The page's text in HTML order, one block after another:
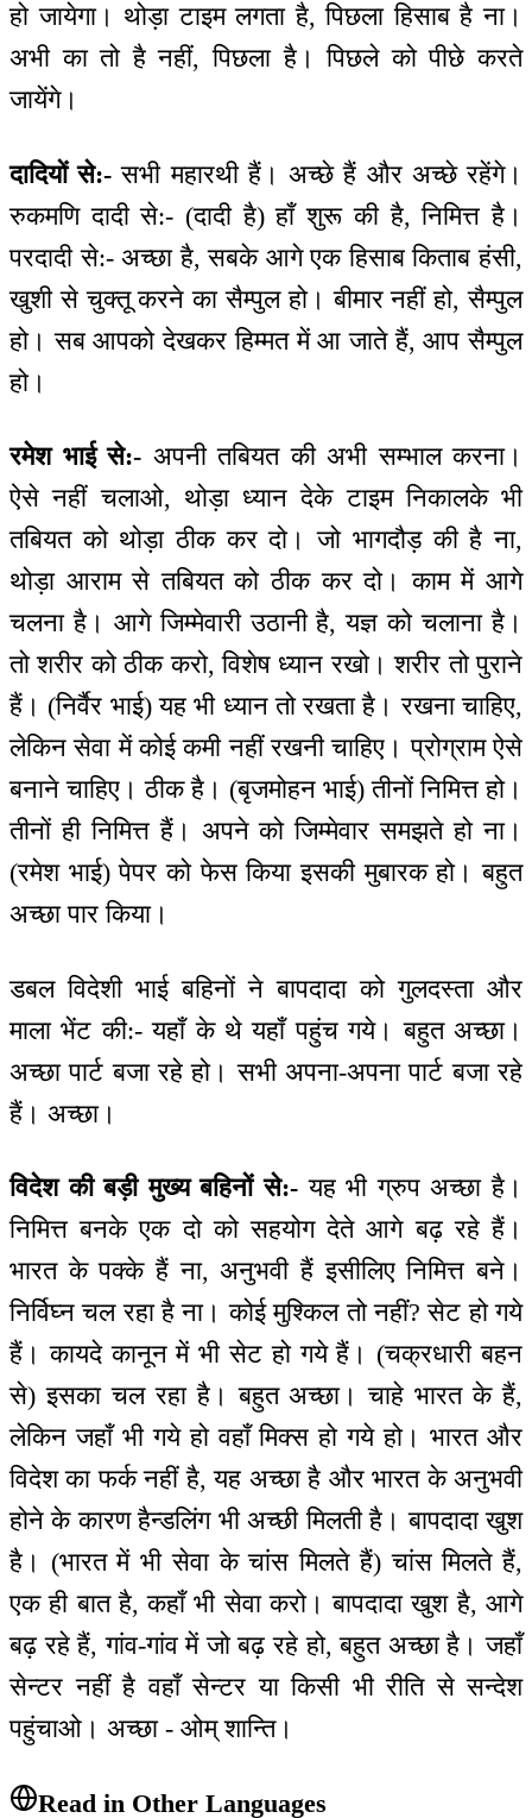
हो जायेगा। थोड़ा टाइम लगता है, पिछला हिसाब है ना।
अभी का तो है नहीं, पिछला है। पिछले को पीछे करते
जायेंगे।
दादियों से:- सभी महारथी हैं। अच्छे हैं और अच्छे रहेंगे।
रुकमणि दादी से:- (दादी है) हाँ शुरू की है, निमित्त है।
परदादी से:- अच्छा है, सबके आगे एक हिसाब किताब हंसी,
खुशी से चुक्तू करने का सैम्पुल हो। बीमार नहीं हो, सैम्पुल
हो। सब आपको देखकर हिम्मत में आ जाते हैं, आप सैम्पुल
हो।
रमेश भाई से:- अपनी तबियत की अभी सम्भाल करना।
ऐसे नहीं चलाओ, थोड़ा ध्यान देके टाइम निकालके भी
तबियत को थोड़ा ठीक कर दो। जो भागदौड़ की है ना,
थोड़ा आराम से तबियत को ठीक कर दो। काम में आगे
चलना है। आगे जिम्मेवारी उठानी है, यज्ञ को चलाना है।
तो शरीर को ठीक करो, विशेष ध्यान रखो। शरीर तो पुराने
हैं। (निर्वैर भाई) यह भी ध्यान तो रखता है। रखना चाहिए,
लेकिन सेवा में कोई कमी नहीं रखनी चाहिए। प्रोग्राम ऐसे
बनाने चाहिए। ठीक है। (बृजमोहन भाई) तीनों निमित्त हो।
तीनों ही निमित्त हैं। अपने को जिम्मेवार समझते हो ना।
(रमेश भाई) पेपर को फेस किया इसकी मुबारक हो। बहुत
अच्छा पार किया।
डबल विदेशी भाई बहिनों ने बापदादा को गुलदस्ता और
माला भेंट की:- यहाँ के थे यहाँ पहुंच गये। बहुत अच्छा।
अच्छा पार्ट बजा रहे हो। सभी अपना-अपना पार्ट बजा रहे
हैं। अच्छा।
विदेश की बड़ी मुख्य बहिनों से:- यह भी ग्रुप अच्छा है।
निमित्त बनके एक दो को सहयोग देते आगे बढ़ रहे हैं।
भारत के पक्के हैं ना, अनुभवी हैं इसीलिए निमित्त बने।
निर्विघ्न चल रहा है ना। कोई मुश्किल तो नहीं? सेट हो गये
हैं। कायदे कानून में भी सेट हो गये हैं। (चक्रधारी बहन
से) इसका चल रहा है। बहुत अच्छा। चाहे भारत के हैं,
लेकिन जहाँ भी गये हो वहाँ मिक्स हो गये हो। भारत और
विदेश का फर्क नहीं है, यह अच्छा है और भारत के अनुभवी
होने के कारण हैन्डलिंग भी अच्छी मिलती है। बापदादा खुश
है। (भारत में भी सेवा के चांस मिलते हैं) चांस मिलते हैं,
एक ही बात है, कहाँ भी सेवा करो। बापदादा खुश है, आगे
बढ़ रहे हैं, गांव-गांव में जो बढ़ रहे हो, बहुत अच्छा है। जहाँ
सेन्टर नहीं है वहाँ सेन्टर या किसी भी रीति से सन्देश
पहुंचाओ। अच्छा - ओम् शान्ति।
Read in Other Languages